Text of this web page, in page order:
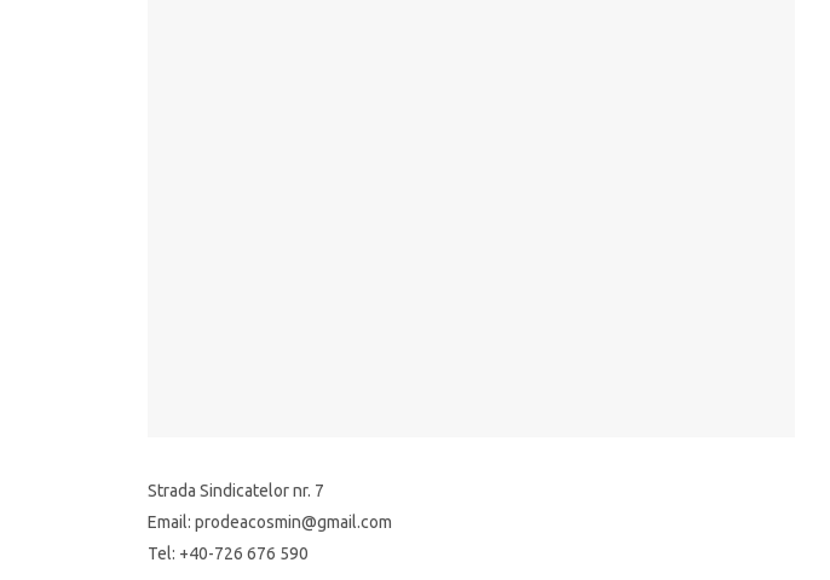
Strada Sindicatelor nr. 7
Email: prodeacosmin@gmail.com
Tel: +40-726 676 590